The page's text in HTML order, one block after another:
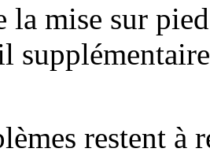
la mise sur
restent à